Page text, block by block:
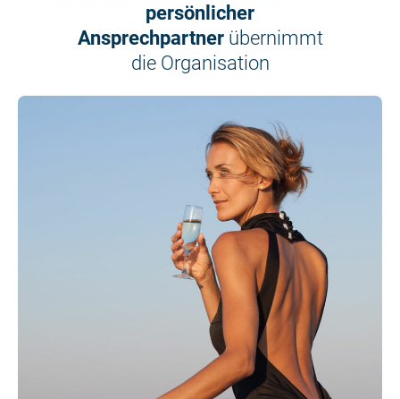
persönlicher
Ansprechpartner übernimmt
die Organisation